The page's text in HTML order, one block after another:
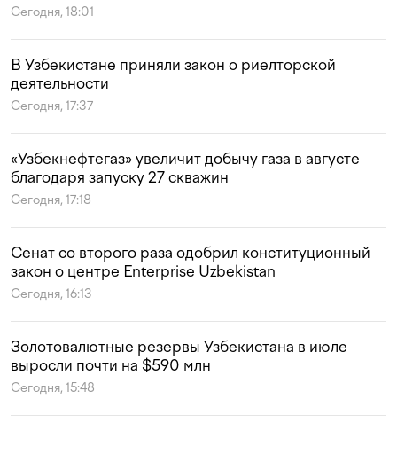
Сегодня, 18:01
В Узбекистане приняли закон о риелторской
деятельности
Сегодня, 17:37
«Узбекнефтегаз» увеличит добычу газа в августе
благодаря запуску 27 скважин
Сегодня, 17:18
Сенат со второго раза одобрил конституционный
закон о центре Enterprise Uzbekistan
Сегодня, 16:13
Золотовалютные резервы Узбекистана в июле
выросли почти на $590 млн
Сегодня, 15:48